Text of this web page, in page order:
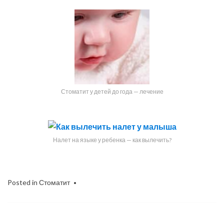
Стоматит у детей до года — лечение
Налет на языке у ребенка — как вылечить?
Posted in Стоматит